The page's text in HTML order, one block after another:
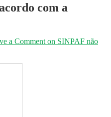
com a
a Comment on SINPAF não